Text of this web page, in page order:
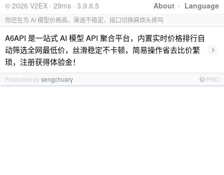
About · Language
© 2026 V2EX · 29ms · 3.9.8.5
你还在为 AI 模型价格高、渠道不稳定、接口切换麻烦头疼吗
A6API 是一站式 AI 模型 API 聚合平台，内置实时价格排行自
动筛选全网最低价，丝滑稳定不卡顿，简易操作省去比价繁
琐，注册获得体验金！
›
Promoted bysengchuary PRO